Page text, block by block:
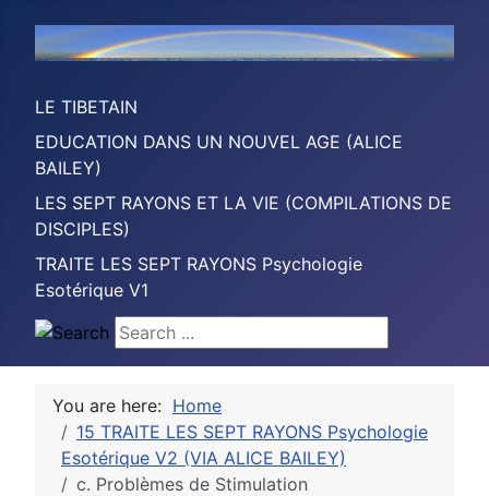
LE TIBETAIN
EDUCATION DANS UN NOUVEL AGE (ALICE
BAILEY)
LES SEPT RAYONS ET LA VIE (COMPILATIONS DE
DISCIPLES)
TRAITE LES SEPT RAYONS Psychologie
Esotérique V1
Search ...
You are here: Home
15 TRAITE LES SEPT RAYONS Psychologie
Esotérique V2 (VIA ALICE BAILEY)
c. Problèmes de Stimulation